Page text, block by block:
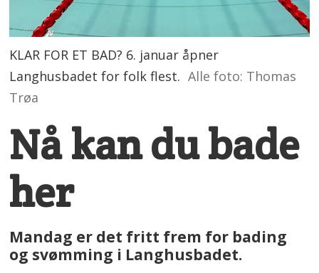
KLAR FOR ET BAD? 6. januar åpner
Langhusbadet for folk flest. Alle foto: Thomas
Trøa
Nå kan du bade
her
Mandag er det fritt frem for bading
og svømming i Langhusbadet.